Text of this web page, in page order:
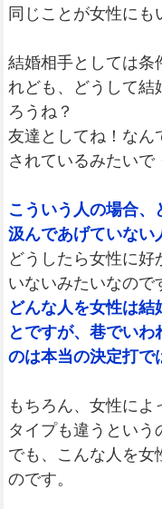
同じことが女性にも
結婚相手としては条
れども、どうして結
ろうね？
友達としてね！なん
されているみたいで
こういう人の場合、
汲んであげていない
どうしたら女性に
いないみたいなので
どんな人を女性は結
とですが、巷でいわ
のは本当の決定打で
もちろん、女性に
タイプも違うという
でも、こんな人を女
のです。